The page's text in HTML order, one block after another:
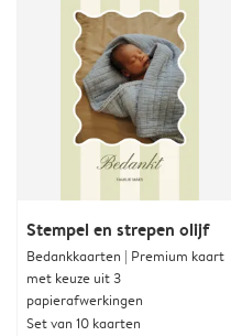
Stempel en strepen olijf
Bedankkaarten | Premium kaart
met keuze uit 3
papierafwerkingen
Set van 10 kaarten